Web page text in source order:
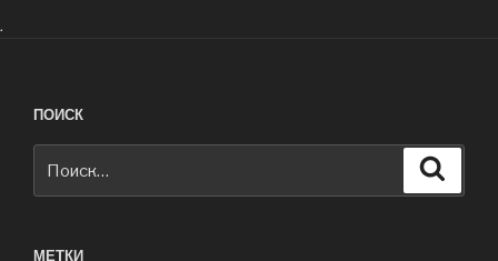
.
ПОИСК
МЕТКИ